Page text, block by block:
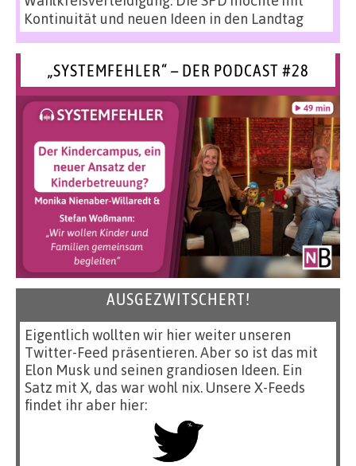
Kontinuität und neuen Ideen in den Landtag
„SYSTEMFEHLER“ – DER PODCAST #28
AUSGEZWITSCHERT!
Eigentlich wollten wir hier weiter unseren
Twitter-Feed präsentieren. Aber so ist das mit
Elon Musk und seinen grandiosen Ideen. Ein
Satz mit X, das war wohl nix. Unsere X-Feeds
findet ihr aber hier: